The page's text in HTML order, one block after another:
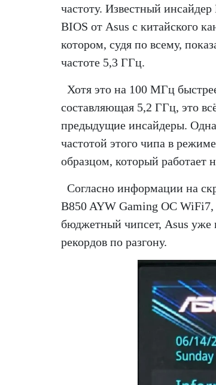
частоту. Известный
BIOS от Asus с китайского
котором, судя по всему,
частоте 5,3 ГГц.
Хотя это на 100 МГц
составляющая 5,2 ГГц, это
предыдущие инсайдеры.
частотой этого чипа в
образцом, который
Согласно информации на
B850 AYW Gaming OC WiFi7,
бюджетный чипсет, Asus уже
рекордов по разгону.